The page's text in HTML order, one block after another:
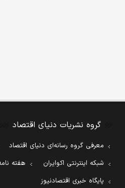
گروه نشریات دنیای اقتصاد
معرفی گروه رسانه‌ای دنیای اقتصاد
شبکه اینترنتی اکوایران
هفته
پایگاه خبری اقتصادنیوز